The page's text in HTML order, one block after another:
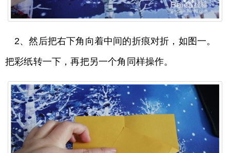
2、然后把右下角向着中间的折痕对折，如图一。
把彩纸转一下，再把另一个角同样操作。